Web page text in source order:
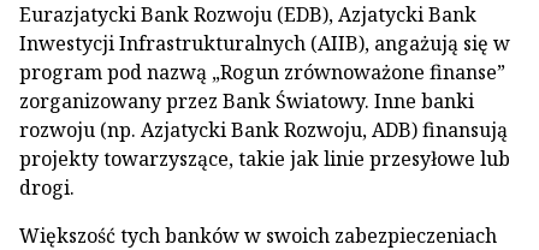
Eurazjatycki Bank Rozwoju (EDB), Azjatycki Bank
Inwestycji Infrastrukturalnych (AIIB), angażują się w
program pod nazwą „Rogun zrównoważone finanse”
zorganizowany przez Bank Światowy. Inne banki
rozwoju (np. Azjatycki Bank Rozwoju, ADB) finansują
projekty towarzyszące, takie jak linie przesyłowe lub
drogi.
Większość tych banków w swoich zabezpieczeniach